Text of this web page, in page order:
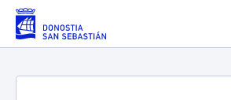
Eduki nagusira joan